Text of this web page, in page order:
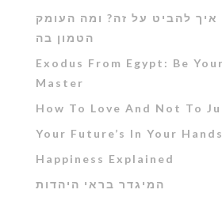
איך להביט על זה? ומה העומק
הטמון בה
Exodus From Egypt: Be
Master
How To Love And Not To
Your Future’s In Your Hands
Happiness Explained
המיגדר בראי היהדות